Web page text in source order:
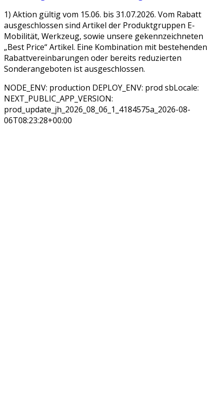
1) Aktion gültig vom 15.06. bis 31.07.2026. Vom Rabatt
ausgeschlossen sind Artikel der Produktgruppen E-
Mobilität, Werkzeug, sowie unsere gekennzeichneten
„Best Price“ Artikel. Eine Kombination mit bestehenden
Rabattvereinbarungen oder bereits reduzierten
Sonderangeboten ist ausgeschlossen.
NODE_ENV: production DEPLOY_ENV: prod sbLocale:
NEXT_PUBLIC_APP_VERSION:
prod_update_jh_2026_08_06_1_4184575a_2026-08-
06T08:23:28+00:00